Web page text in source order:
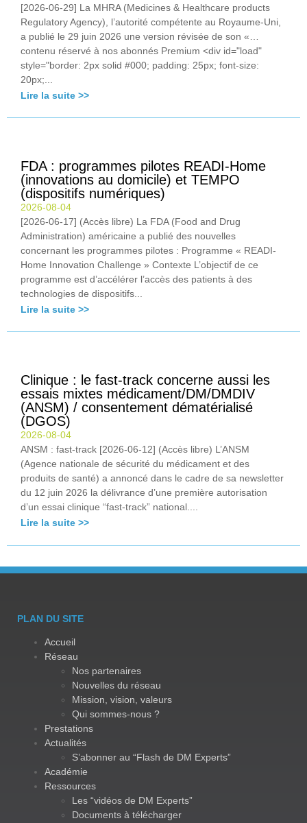
[2026-06-29] La MHRA (Medicines & Healthcare products
Regulatory Agency), l’autorité compétente au Royaume-Uni,
a publié le 29 juin 2026 une version révisée de son «…
contenu réservé à nos abonnés Premium <div id="load"
style="border: 2px solid #000; padding: 25px; font-size:
20px;...
Lire la suite >>
FDA : programmes pilotes READI-Home
(innovations au domicile) et TEMPO
(dispositifs numériques)
2026-08-04
[2026-06-17] (Accès libre) La FDA (Food and Drug
Administration) américaine a publié des nouvelles
concernant les programmes pilotes : Programme « READI-
Home Innovation Challenge » Contexte L’objectif de ce
programme est d’accélérer l’accès des patients à des
technologies de dispositifs...
Lire la suite >>
Clinique : le fast-track concerne aussi les
essais mixtes médicament/DM/DMDIV
(ANSM) / consentement dématérialisé
(DGOS)
2026-08-04
ANSM : fast-track [2026-06-12] (Accès libre) L’ANSM
(Agence nationale de sécurité du médicament et des
produits de santé) a annoncé dans le cadre de sa newsletter
du 12 juin 2026 la délivrance d’une première autorisation
d’un essai clinique “fast-track” national....
Lire la suite >>
PLAN DU SITE
Accueil
Réseau
Nos partenaires
Nouvelles du réseau
Mission, vision, valeurs
Qui sommes-nous ?
Prestations
Actualités
S’abonner au “Flash de DM Experts”
Académie
Ressources
Les “vidéos de DM Experts”
Documents à télécharger